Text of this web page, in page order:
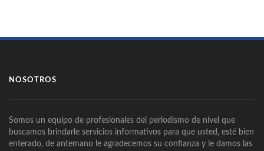
NOSOTROS
Somos un equipo de profesionales del periodismo de nivel que
buscamos brindarle servicios informativos para que usted, esté bien
enterado, de antemano le agradecemos su confianza y le damos las